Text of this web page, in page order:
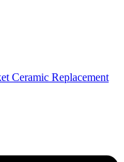
Ceramic Replacement